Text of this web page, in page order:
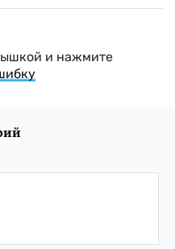
и нажмите